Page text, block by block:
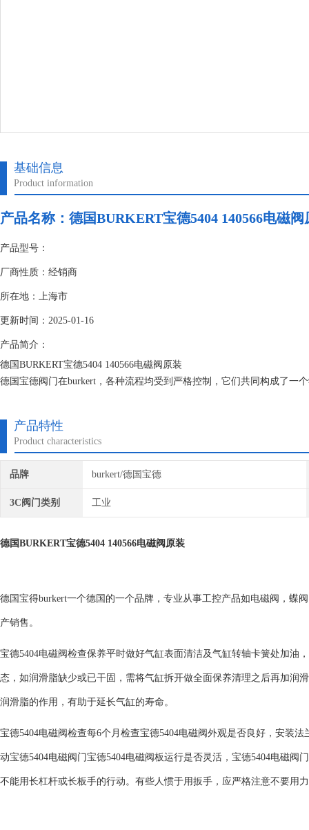
基础信息
Product information
产品名称：德国BURKERT宝德5404 140566电磁阀
产品型号：
厂商性质：经销商
所在地：上海市
更新时间：2025-01-16
产品简介：
德国BURKERT宝德5404 140566电磁阀原装
德国宝德阀门在burkert，各种流程均受到严格控制，它们共同构成了一
产品特性
Product characteristics
品牌 burkert/德国宝德
3C阀门类别 工业
德国BURKERT宝德5404 140566电磁阀原装
德国宝得burkert一个德国的一个品牌，专业从事工控产品如电磁阀，蝶
产销售。
宝德5404电磁阀检查保养平时做好气缸表面清洁及气缸转轴卡簧处加
态，如润滑脂缺少或已干固，需将气缸拆开做全面保养清理之后再加润
润滑脂的作用，有助于延长气缸的寿命。
宝德5404电磁阀检查每6个月检查宝德5404电磁阀外观是否良好，安装
动宝德5404电磁阀门宝德5404电磁阀板运行是否灵活，宝德5404电磁阀
不能用长杠杆或长板手的行动。有些人惯于用扳手，应严格注意不要用